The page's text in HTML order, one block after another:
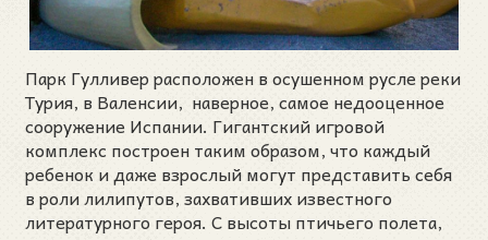
Парк Гулливер расположен в осушенном русле реки
Турия, в Валенсии, наверное, самое недооценное
сооружение Испании. Гигантский игровой
комплекс построен таким образом, что каждый
ребенок и даже взрослый могут представить себя
в роли лилипутов, захвативших известного
литературного героя. С высоты птичьего полета,